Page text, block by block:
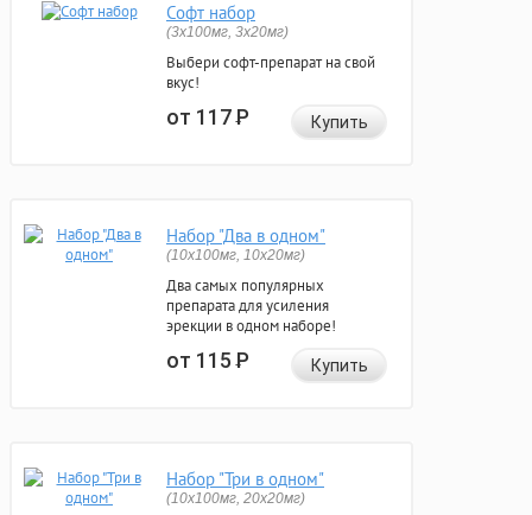
Софт набор
(3x100мг, 3x20мг)
Выбери софт-препарат на свой
вкус!
от 117Р Купить
Набор "Два в одном"
(10x100мг, 10x20мг)
Два самых популярных
препарата для усиления
эрекции в одном наборе!
от 115Р Купить
Набор "Три в одном"
(10x100мг, 20x20мг)